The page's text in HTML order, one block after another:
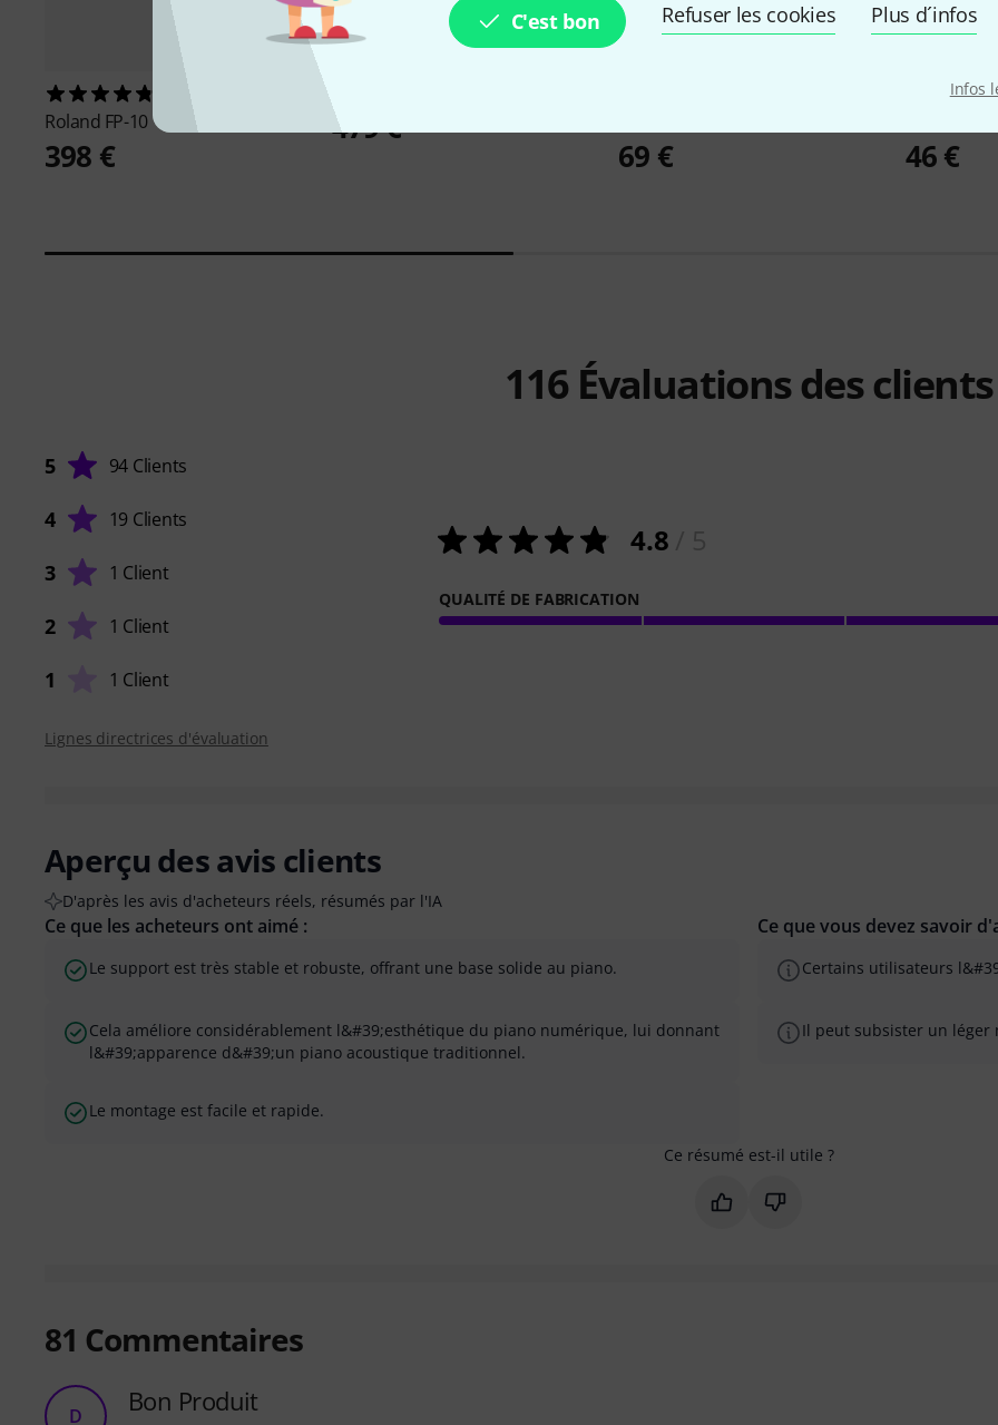
C'est bon Refuser les cookies Plus d´infos
Infos
Roland FP-10
398 €
479 €
69 € 46 €
116Évaluations des clients
5 94 Clients
4 19 Clients
3 1 Client
2 1 Client
1 1 Client
4.8
QUALITÉ DE FABRICATION
Lignes directrices d'évaluation
Aperçu des avis clients
D'après les avis d'acheteurs réels, résumés par l'IA
Ce que les acheteurs ont aimé :
Le support est très stable et robuste, offrant une base solide au piano.
Cela améliore considérablement l&#39;esthétique du piano numérique, lui donnant
l&#39;apparence d&#39;un piano acoustique traditionnel.
Le montage est facile et rapide.
Ce que vous devez savoir
Certains utilisateurs
Il peut subsister un léger
Ce résumé est-il utile ?
Marquer ce résumé comme utile
Marquer ce résumé
81 Commentaires
D Bon Produit